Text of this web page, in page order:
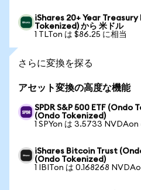
iShares 20+ Year Treasury
Tokenized) から 米ドル
1 TLTon は $86.25 に相当
さらに変換を探る
アセット変換の高度な機能
SPDR S&P 500 ETF (Ondo
(Ondo Tokenized)
1 SPYon は 3.5733 NVDAon
iShares Bitcoin Trust
(Ondo Tokenized)
1 IBITon は 0.168268